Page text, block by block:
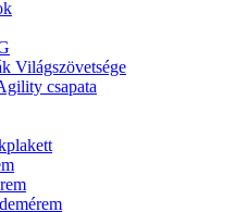
Világszövetsége
csapata